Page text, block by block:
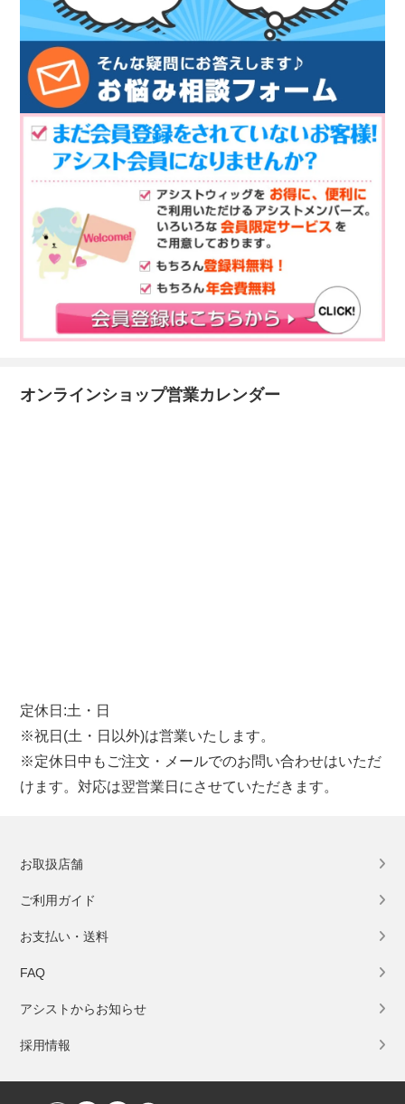
オンラインショップ営業カレンダー
定休日:土・日
※祝日(土・日以外)は営業いたします。
※定休日中もご注文・メールでのお問い合わせはいただ
けます。対応は翌営業日にさせていただきます。
お取扱店舗
ご利用ガイド
お支払い・送料
FAQ
アシストからお知らせ
採用情報